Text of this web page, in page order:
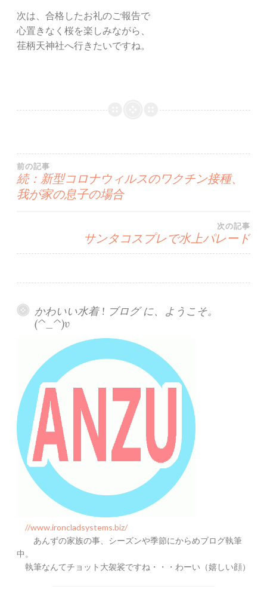
次は、合格したお礼のご報告で
心置きなく桜を楽しみながら、
荏柄天神社へ行きたいですね。
投
稿
ビ
ゲ
ー
シ
ョ
ン
前の記事
続：新型コロナウィルスのワクチン接種、
我が家の息子の場合
次の記事
サンタコスプレで水上パレード
かわいい水着 ! ブログ に、ようこそ。
(^_^)v
//www.ironcladsystems.biz/
あんずの家族の事、シーズンや季節にからめブログ執筆
中。
執筆なんてチョット大袈裟ですね・・・わーい（嬉しい顔）